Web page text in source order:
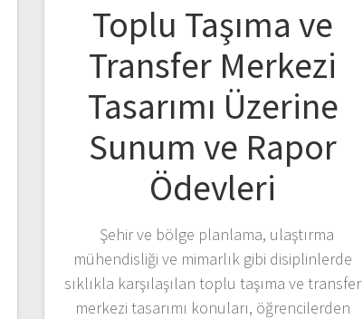
Toplu Taşıma ve
Transfer Merkezi
Tasarımı Üzerine
Sunum ve Rapor
Ödevleri
Şehir ve bölge planlama, ulaştırma
mühendisliği ve mimarlık gibi disiplinlerde
sıklıkla karşılaşılan toplu taşıma ve transfer
merkezi tasarımı konuları, öğrencilerden